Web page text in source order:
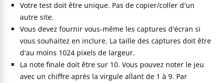
Votre test doit être unique. Pas de copier/coller d'un
autre site.
Vous devez fournir vous-même les captures d'écran si
vous souhaitez en inclure. La taille des captures doit être
d'au moins 1024 pixels de largeur.
La note finale doit être sur 10. Vous pouvez noter le jeu
avec un chiffre après la virgule allant de 1 à 9. Par